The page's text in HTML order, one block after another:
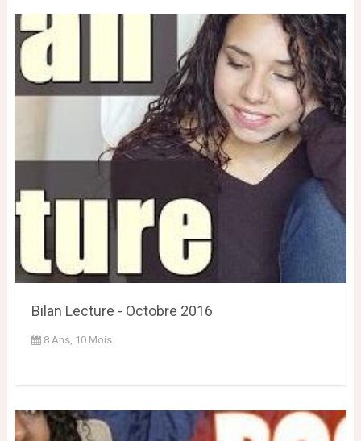
Bilan Lecture - Octobre 2016
8 Ans, 10 Mois